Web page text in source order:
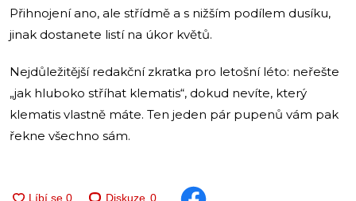
Přihnojení ano, ale střídmě a s nižším podílem dusíku,
jinak dostanete listí na úkor květů.
Nejdůležitější redakční zkratka pro letošní léto: neřešte
„jak hluboko stříhat klematis“, dokud nevíte, který
klematis vlastně máte. Ten jeden pár pupenů vám pak
řekne všechno sám.
Diskuze 0